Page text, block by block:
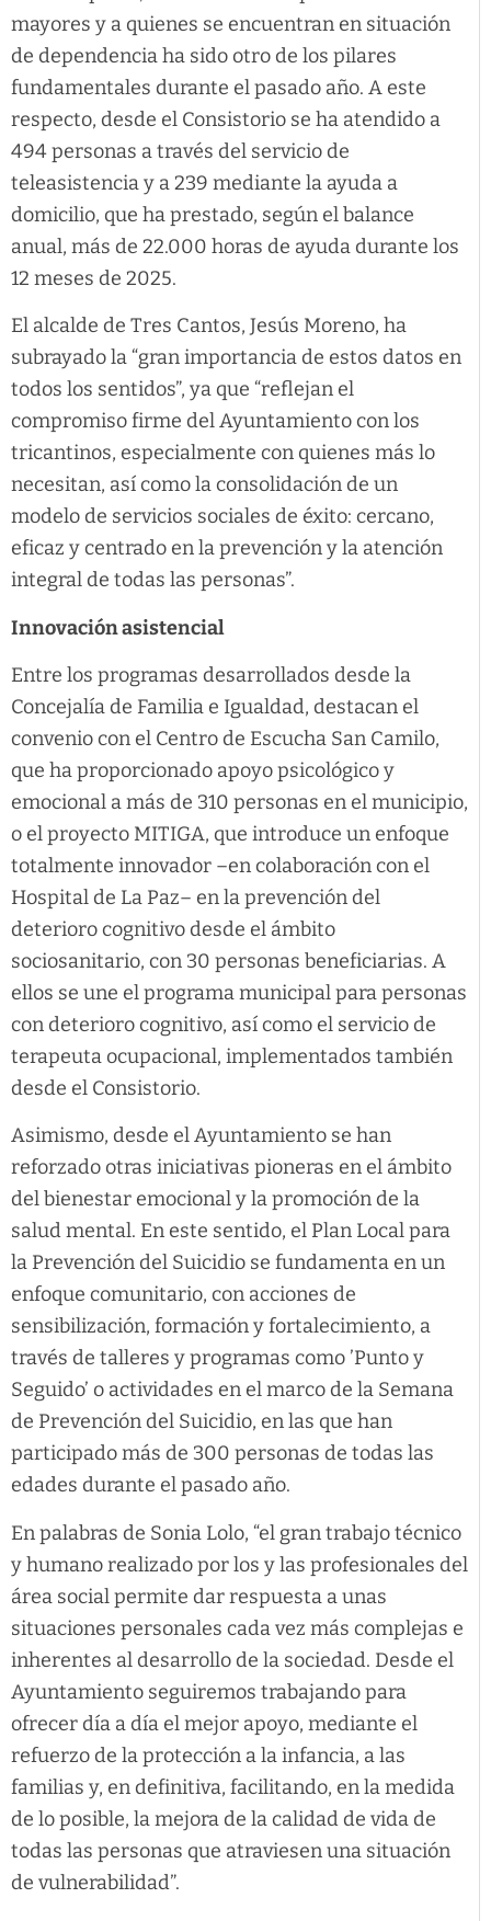
mayores y a quienes se encuentran en situación
de dependencia ha sido otro de los pilares
fundamentales durante el pasado año. A este
respecto, desde el Consistorio se ha atendido a
494 personas a través del servicio de
teleasistencia y a 239 mediante la ayuda a
domicilio, que ha prestado, según el balance
anual, más de 22.000 horas de ayuda durante los
12 meses de 2025.
El alcalde de Tres Cantos, Jesús Moreno, ha
subrayado la “gran importancia de estos datos en
todos los sentidos”, ya que “reflejan el
compromiso firme del Ayuntamiento con los
tricantinos, especialmente con quienes más lo
necesitan, así como la consolidación de un
modelo de servicios sociales de éxito: cercano,
eficaz y centrado en la prevención y la atención
integral de todas las personas”.
Innovación asistencial
Entre los programas desarrollados desde la
Concejalía de Familia e Igualdad, destacan el
convenio con el Centro de Escucha San Camilo,
que ha proporcionado apoyo psicológico y
emocional a más de 310 personas en el municipio,
o el proyecto MITIGA, que introduce un enfoque
totalmente innovador –en colaboración con el
Hospital de La Paz– en la prevención del
deterioro cognitivo desde el ámbito
sociosanitario, con 30 personas beneficiarias. A
ellos se une el programa municipal para personas
con deterioro cognitivo, así como el servicio de
terapeuta ocupacional, implementados también
desde el Consistorio.
Asimismo, desde el Ayuntamiento se han
reforzado otras iniciativas pioneras en el ámbito
del bienestar emocional y la promoción de la
salud mental. En este sentido, el Plan Local para
la Prevención del Suicidio se fundamenta en un
enfoque comunitario, con acciones de
sensibilización, formación y fortalecimiento, a
través de talleres y programas como ’Punto y
Seguido’ o actividades en el marco de la Semana
de Prevención del Suicidio, en las que han
participado más de 300 personas de todas las
edades durante el pasado año.
En palabras de Sonia Lolo, “el gran trabajo técnico
y humano realizado por los y las profesionales del
área social permite dar respuesta a unas
situaciones personales cada vez más complejas e
inherentes al desarrollo de la sociedad. Desde el
Ayuntamiento seguiremos trabajando para
ofrecer día a día el mejor apoyo, mediante el
refuerzo de la protección a la infancia, a las
familias y, en definitiva, facilitando, en la medida
de lo posible, la mejora de la calidad de vida de
todas las personas que atraviesen una situación
de vulnerabilidad”.